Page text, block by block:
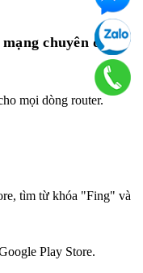
chuyên dụng
mọi dòng router.
tìm từ khóa "Fing" và
Play Store.